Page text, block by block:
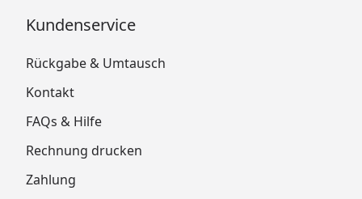
Kundenservice
Rückgabe & Umtausch
Kontakt
FAQs & Hilfe
Rechnung drucken
Zahlung